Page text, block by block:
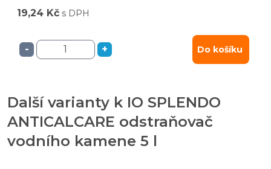
19,24 Kč s DPH
- + Do košíku
Další varianty k IO SPLENDO
ANTICALCARE odstraňovač
vodního kamene 5 l